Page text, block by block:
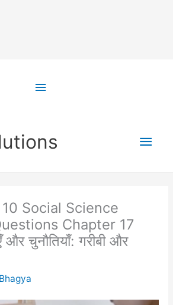
Above
Main
10 Social Science
Chapter 17
चुनौतियाँ: गरीबी और
Bhagya